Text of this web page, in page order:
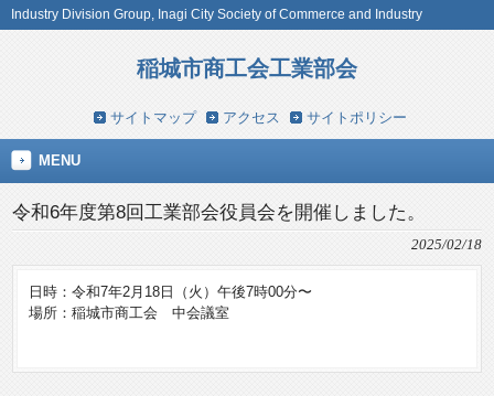
Industry Division Group, Inagi City Society of Commerce and Industry
稲城市商工会工業部会
サイトマップ アクセス サイトポリシー
MENU
令和6年度第8回工業部会役員会を開催しました。
2025/02/18
日時：令和7年2月18日（火）午後7時00分〜
場所：稲城市商工会 中会議室